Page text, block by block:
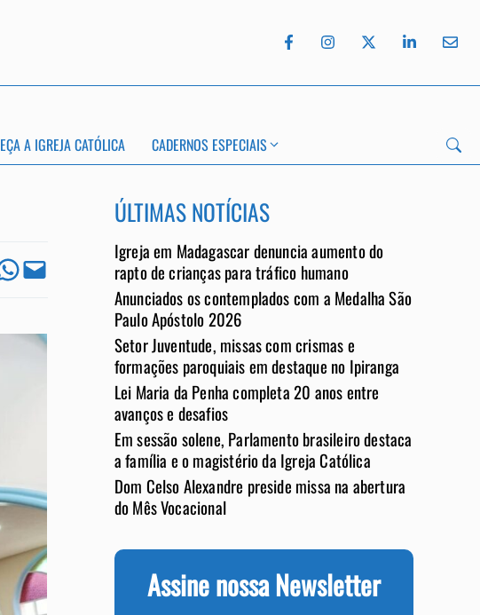
A IGREJA CATÓLICA CADERNOS ESPECIAIS
on WhatsApp
Email this Page
ÚLTIMAS NOTÍCIAS
Igreja em Madagascar denuncia aumento do
rapto de crianças para tráfico humano
Anunciados os contemplados com a Medalha São
Paulo Apóstolo 2026
Setor Juventude, missas com crismas e
formações paroquiais em destaque no Ipiranga
Lei Maria da Penha completa 20 anos entre
avanços e desafios
Em sessão solene, Parlamento brasileiro destaca
a família e o magistério da Igreja Católica
Dom Celso Alexandre preside missa na abertura
do Mês Vocacional
Assine nossa Newsletter